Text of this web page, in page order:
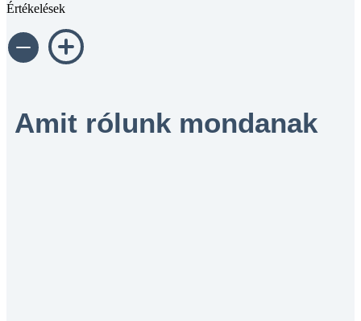
Értékelések
Amit rólunk mondanak